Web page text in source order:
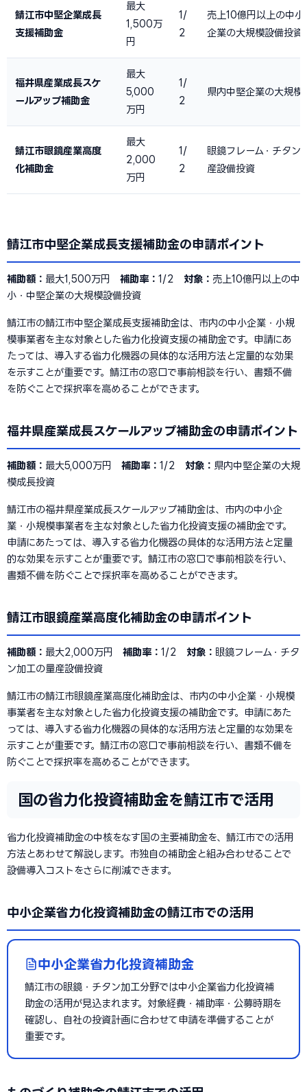
鯖江市中堅企業成長
支援補助金
最大
1,500万
円
1/
2
売上10億円以上の中小
企業の大規模設備投資
福井県産業成長スケ
ールアップ補助金
最大
5,000
万円
1/
2
県内中堅企業の大規模
鯖江市眼鏡産業高度
化補助金
最大
2,000
万円
1/
2
眼鏡フレーム・チタン
産設備投資
鯖江市中堅企業成長支援補助金の申請ポイント
補助額： 最大1,500万円 補助率： 1/2 対象： 売上10億円以上の中
小・中堅企業の大規模設備投資
鯖江市の鯖江市中堅企業成長支援補助金は、市内の中小企業・小規
模事業者を主な対象とした省力化投資支援の補助金です。申請にあ
たっては、導入する省力化機器の具体的な活用方法と定量的な効果
を示すことが重要です。鯖江市の窓口で事前相談を行い、書類不備
を防ぐことで採択率を高めることができます。
福井県産業成長スケールアップ補助金の申請ポイント
補助額： 最大5,000万円 補助率： 1/2 対象： 県内中堅企業の大規
模成長投資
鯖江市の福井県産業成長スケールアップ補助金は、市内の中小企
業・小規模事業者を主な対象とした省力化投資支援の補助金です。
申請にあたっては、導入する省力化機器の具体的な活用方法と定量
的な効果を示すことが重要です。鯖江市の窓口で事前相談を行い、
書類不備を防ぐことで採択率を高めることができます。
鯖江市眼鏡産業高度化補助金の申請ポイント
補助額： 最大2,000万円 補助率： 1/2 対象： 眼鏡フレーム・チタ
ン加工の量産設備投資
鯖江市の鯖江市眼鏡産業高度化補助金は、市内の中小企業・小規模
事業者を主な対象とした省力化投資支援の補助金です。申請にあた
っては、導入する省力化機器の具体的な活用方法と定量的な効果を
示すことが重要です。鯖江市の窓口で事前相談を行い、書類不備を
防ぐことで採択率を高めることができます。
国の省力化投資補助金を鯖江市で活用
省力化投資補助金の中核をなす国の主要補助金を、鯖江市での活用
方法とあわせて解説します。市独自の補助金と組み合わせることで
設備導入コストをさらに削減できます。
中小企業省力化投資補助金の鯖江市での活用
中小企業省力化投資補助金
鯖江市の眼鏡・チタン加工分野では中小企業省力化投資補
助金の活用が見込まれます。対象経費・補助率・公募時期を
確認し、自社の投資計画に合わせて申請を準備することが
重要です。